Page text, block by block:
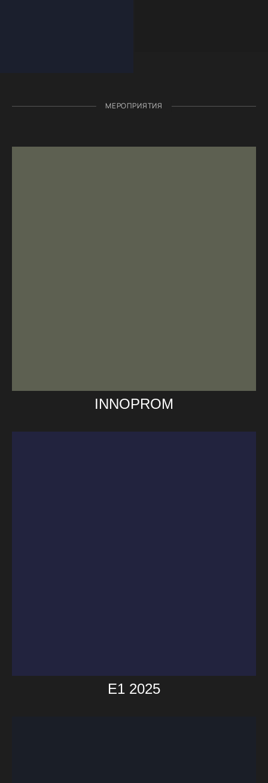
МЕРОПРИЯТИЯ
INNOPROM
E1 2025